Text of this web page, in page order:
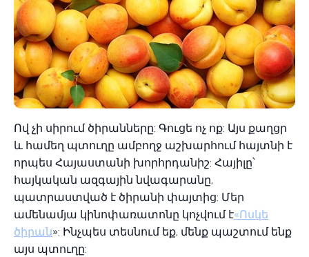
Ով չի սիրում ծիրանները: Գուցե ոչ ոք: Այս քաղցր
և համեղ պտուղը ամբողջ աշխարհում հայտնի է
որպես Հայաստանի խորհրդանիշ: Հայիլը՝
հայկական ազգային նվագարանը,
պատրաստված է ծիրանի փայտից: Մեր
ամենամյա կինոփառատոնը կոչվում է«Ոսկե
ծիրան»: Ինչպես տեսնում եք, մենք պաշտում ենք
այս պտուղը: